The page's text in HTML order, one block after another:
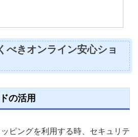
べきオンライン安心ショ
の活用
ピングを利用する時、セキュリテ